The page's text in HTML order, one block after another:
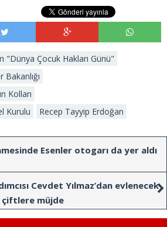
"Dünya Çocuk Hakları Günü"
Kolları
Kurulu
Recep Tayyip Erdoğan
Esenler otogarı da yer aldı
Cevdet Yılmaz’dan evlenecek
çiftlere müjde